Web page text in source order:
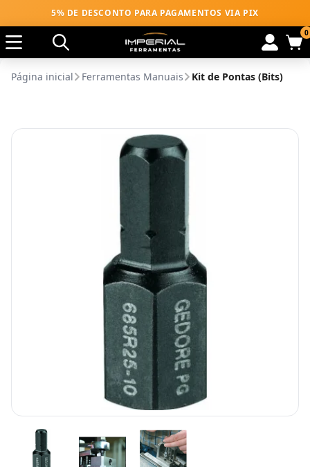
5% DE DESCONTO PARA PAGAMENTOS VIA PIX
0
Página inicial Ferramentas Manuais Kit de Pontas (Bits)